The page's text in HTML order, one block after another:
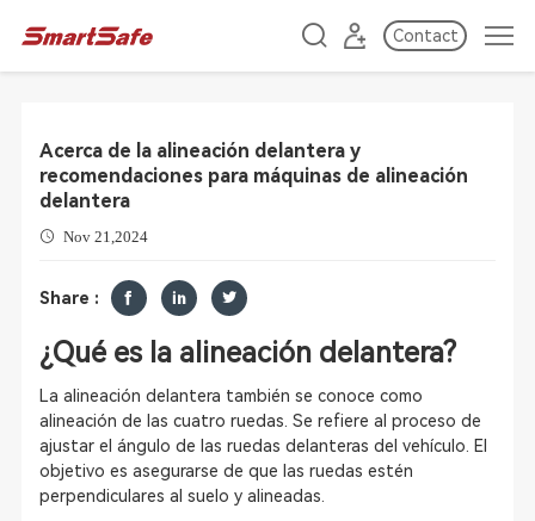
Contact
Acerca de la alineación delantera y
recomendaciones para máquinas de alineación
delantera
Nov 21,2024
Share :
¿Qué es la alineación delantera?
La alineación delantera también se conoce como
alineación de las cuatro ruedas. Se refiere al proceso de
ajustar el ángulo de las ruedas delanteras del vehículo. El
objetivo es asegurarse de que las ruedas estén
perpendiculares al suelo y alineadas.